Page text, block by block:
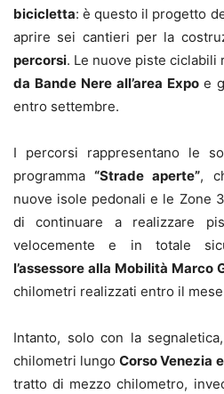
bicicletta: è questo il progetto
aprire sei cantieri per la
percorsi. Le nuove piste
da Bande Nere all’area Expoe
entro settembre.
I percorsi rappresentano le
programma“Strade aperte”,
nuove isole pedonali e le Zone
di continuare a realizzare
velocemente e in totale
l’assessore alla Mobilità Marco
chilometri realizzati entro il
Intanto, solo con la
chilometri lungoCorso Venezia
tratto di mezzo chilometro,